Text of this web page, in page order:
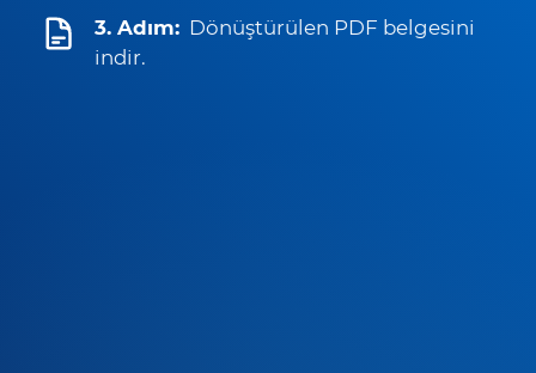
3. Adım: Dönüştürülen PDF belgesini
indir.